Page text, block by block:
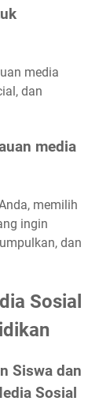
Lembaga Amal
Pemantauan
Global"
Topik Populer:
Melalui
media
dan
media
memilih
ingin
dan
Sosial
Siswa dan
Sosial